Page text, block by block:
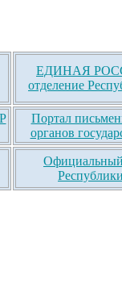
ЕДИНАЯ
отделение
Портал
органов
Официальный